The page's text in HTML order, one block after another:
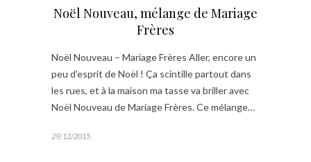
Noël Nouveau, mélange de Mariage
Frères
Noël Nouveau – Mariage Frères Aller, encore un
peu d’esprit de Noël ! Ça scintille partout dans
les rues, et à la maison ma tasse va briller avec
Noël Nouveau de Mariage Frères. Ce mélange…
29/12/2015